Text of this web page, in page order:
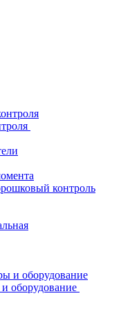
контроль
оборудование